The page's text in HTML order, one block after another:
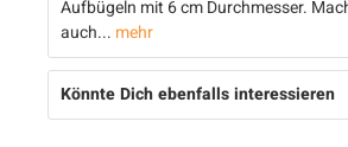
Aufbügeln mit 6 cm Durchmesser.
auch... mehr
Könnte Dich ebenfalls interessieren